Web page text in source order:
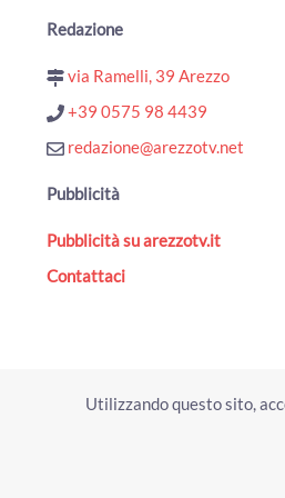
Redazione
via Ramelli, 39 Arezzo
+39 0575 98 4439
redazione@arezzotv.net
Pubblicità
Pubblicità su arezzotv.it
Contattaci
Realizzato da
Utilizzando questo sito,